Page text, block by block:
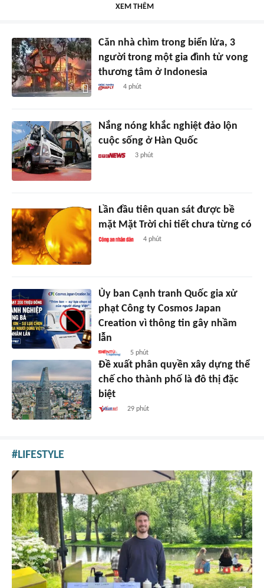
XEM THÊM
Căn nhà chìm trong biển lửa, 3
người trong một gia đình tử vong
thương tâm ở Indonesia
4 phút
Nắng nóng khắc nghiệt đảo lộn
cuộc sống ở Hàn Quốc
3 phút
Lần đầu tiên quan sát được bề
mặt Mặt Trời chi tiết chưa từng có
4 phút
Ủy ban Cạnh tranh Quốc gia xử
phạt Công ty Cosmos Japan
Creation vì thông tin gây nhầm
lẫn
5 phút
Đề xuất phân quyền xây dựng thể
chế cho thành phố là đô thị đặc
biệt
29 phút
LIFESTYLE